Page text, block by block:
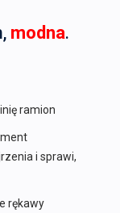
modna.
ramion
i sprawi,
rękawy